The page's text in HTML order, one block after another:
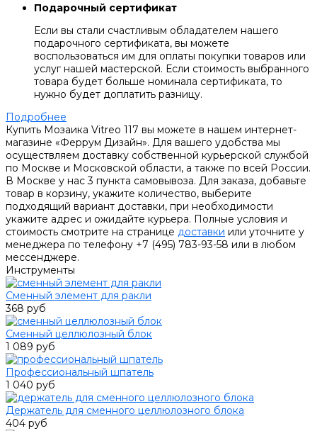
Подарочный сертификат
Если вы стали счастливым обладателем нашего
подарочного сертификата, вы можете
воспользоваться им для оплаты покупки товаров или
услуг нашей мастерской. Если стоимость выбранного
товара будет больше номинала сертификата, то
нужно будет доплатить разницу.
Подробнее
Купить Мозаика Vitreo 117 вы можете в нашем интернет-
магазине «Феррум Дизайн». Для вашего удобства мы
осуществляем доставку собственной курьерской службой
по Москве и Московской области, а также по всей России.
В Москве у нас 3 пункта самовывоза. Для заказа, добавьте
товар в корзину, укажите количество, выберите
подходящий вариант доставки, при необходимости
укажите адрес и ожидайте курьера. Полные условия и
стоимость смотрите на странице доставки или уточните у
менеджера по телефону +7 (495) 783-93-58 или в любом
мессенджере.
Инструменты
Сменный элемент для ракли
368 руб
Сменный целлюлозный блок
1 089 руб
Профессиональный шпатель
1 040 руб
Держатель для сменного целлюлозного блока
404 руб